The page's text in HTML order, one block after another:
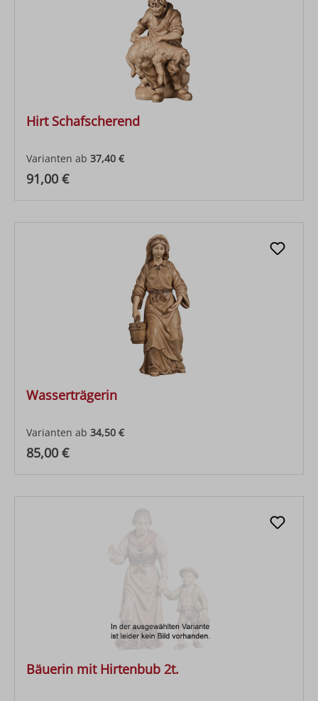
Hirt Schafscherend
Varianten ab 37,40 €
Regulärer Preis:
91,00 €
Wasserträgerin
Varianten ab 34,50 €
Regulärer Preis:
85,00 €
Bäuerin mit Hirtenbub 2t.